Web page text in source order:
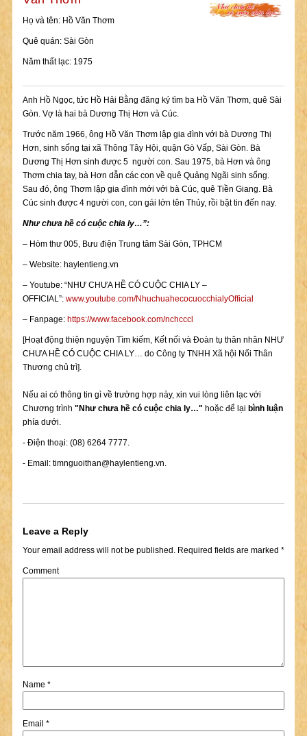
Họ và tên: Hồ Văn Thơm
Quê quán: Sài Gòn
Năm thất lạc: 1975
Anh Hồ Ngọc, tức Hồ Hải Bằng đăng ký tìm ba Hồ Văn Thơm, quê Sài
Gòn. Vợ là hai bà Dương Thị Hơn và Cúc.
Trước năm 1966, ông Hồ Văn Thơm lập gia đình với bà Dương Thị
Hơn, sinh sống tại xã Thông Tây Hội, quận Gò Vấp, Sài Gòn. Bà
Dương Thị Hơn sinh được 5 người con. Sau 1975, bà Hơn và ông
Thơm chia tay, bà Hơn dẫn các con về quê Quảng Ngãi sinh sống.
Sau đó, ông Thơm lập gia đình mới với bà Cúc, quê Tiền Giang. Bà
Cúc sinh được 4 người con, con gái lớn tên Thủy, rồi bặt tin đến nay.
Như chưa hề có cuộc chia ly…”:
– Hòm thư 005, Bưu điện Trung tâm Sài Gòn, TPHCM
– Website: haylentieng.vn
– Youtube: “NHƯ CHƯA HỀ CÓ CUỘC CHIA LY –
OFFICIAL”: www.youtube.com/NhuchuahecocuocchialyOfficial
– Fanpage: https://www.facebook.com/nchcccl
[Hoạt động thiện nguyện Tìm kiếm, Kết nối và Đoàn tụ thân nhân NHƯ
CHƯA HỀ CÓ CUỘC CHIA LY… do Công ty TNHH Xã hội Nối Thân
Thương chủ trì].
Nếu ai có thông tin gì về trường hợp này, xin vui lòng liên lạc với
Chương trình "Như chưa hề có cuộc chia ly…" hoặc để lại bình luận
phía dưới.
- Điện thoại: (08) 6264 7777.
- Email: timnguoithan@haylentieng.vn.
Leave a Reply
Your email address will not be published.Required fields are marked *
Comment
Name *
Email *